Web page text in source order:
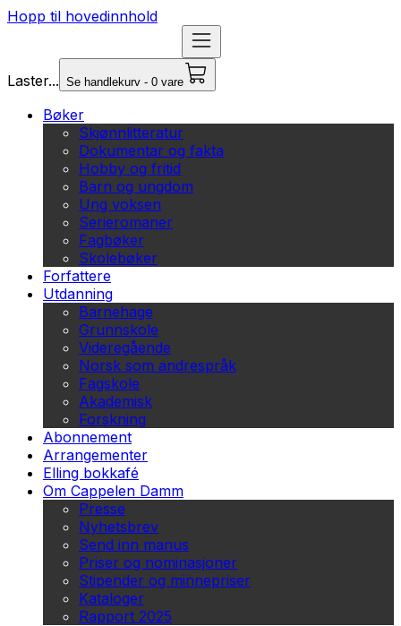
Hopp til hovedinnhold
Laster... Se handlekurv - 0 vare
Bøker
Skjønnlitteratur
Dokumentar og fakta
Hobby og fritid
Barn og ungdom
Ung voksen
Serieromaner
Fagbøker
Skolebøker
Forfattere
Utdanning
Barnehage
Grunnskole
Videregående
Norsk som andrespråk
Fagskole
Akademisk
Forskning
Abonnement
Arrangementer
Elling bokkafé
Om Cappelen Damm
Presse
Nyhetsbrev
Send inn manus
Priser og nominasjoner
Stipender og minnepriser
Kataloger
Rapport 2025